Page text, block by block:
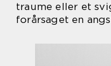
traume eller et
forårsaget en